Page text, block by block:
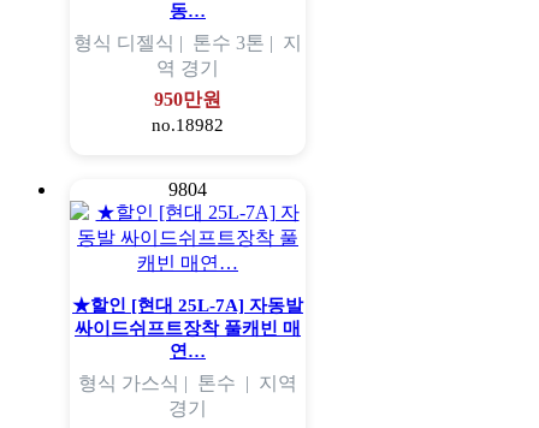
동…
형식 디젤식 | 톤수 3톤 | 지
역 경기
950만원
no.18982
9804
★할인 [현대 25L-7A] 자동발
싸이드쉬프트장착 풀캐빈 매
연…
형식 가스식 | 톤수 | 지역
경기